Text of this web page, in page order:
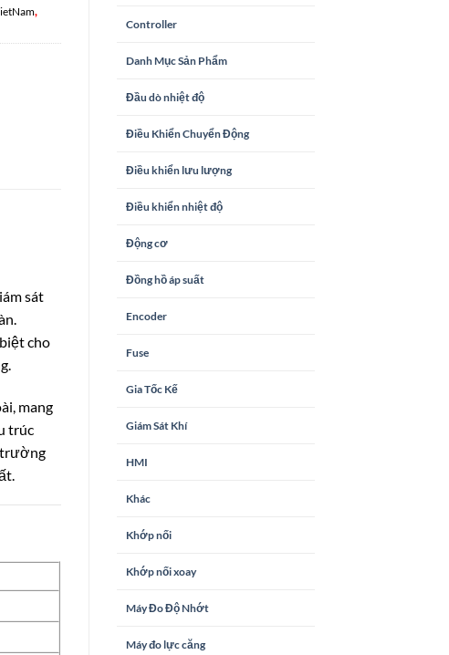
Controller
Danh Mục Sản Phẩm
Đầu dò nhiệt độ
Điều Khiển Chuyển Động
Điều khiển lưu lượng
Điều khiển nhiệt độ
Động cơ
Đồng hồ áp suất
Encoder
Fuse
Gia Tốc Kế
Giám Sát Khí
HMI
Khác
Khớp nối
Khớp nối xoay
Máy Đo Độ Nhớt
Máy đo lực căng
,
sát
cho
mang
trúc
trường